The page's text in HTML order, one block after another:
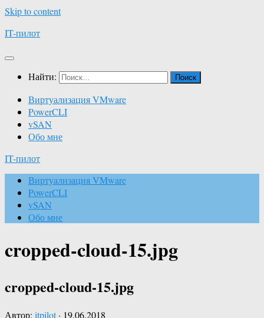
Skip to content
IT-пилот
Найти:
Виртуализация VMware
PowerCLI
vSAN
Обо мне
IT-пилот
Виртуализация VMware
PowerCLI
vSAN
Обо мне
cropped-cloud-15.jpg
cropped-cloud-15.jpg
Автор: itpilot · 19.06.2018